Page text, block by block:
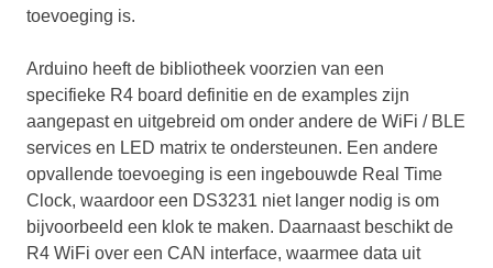
toevoeging is.
Arduino heeft de bibliotheek voorzien van een
specifieke R4 board definitie en de examples zijn
aangepast en uitgebreid om onder andere de WiFi / BLE
services en LED matrix te ondersteunen. Een andere
opvallende toevoeging is een ingebouwde Real Time
Clock, waardoor een DS3231 niet langer nodig is om
bijvoorbeeld een klok te maken. Daarnaast beschikt de
R4 WiFi over een CAN interface, waarmee data uit